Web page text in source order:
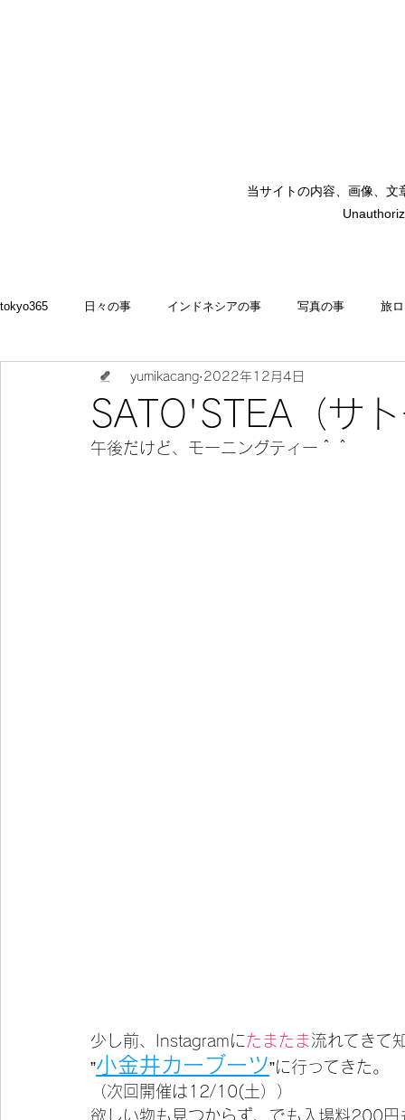
当サイトの内容、画像、
tokyo365 日々の事 インドネシアの事 写真の事 旅
食いしん坊 blog お料理・memasak
今宵の一冊
SATO'STEA（サ
yumikacang 2022年12月4日
午後だけど、モーニングティー＾＾
少し前、Instagramに たまたま流れてきて
”小金井カーブーツ”に行ってきた。
（次回開催は12/10(土））
欲しい物も見つからず、でも入場料200円